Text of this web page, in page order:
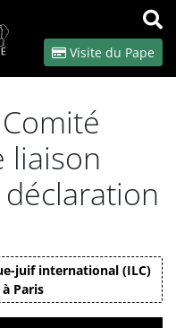
OK
Visite du Pape
liaison
juif international (ILC)
Paris